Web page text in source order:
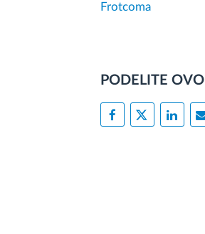
Frotcoma
PODELITE OVO